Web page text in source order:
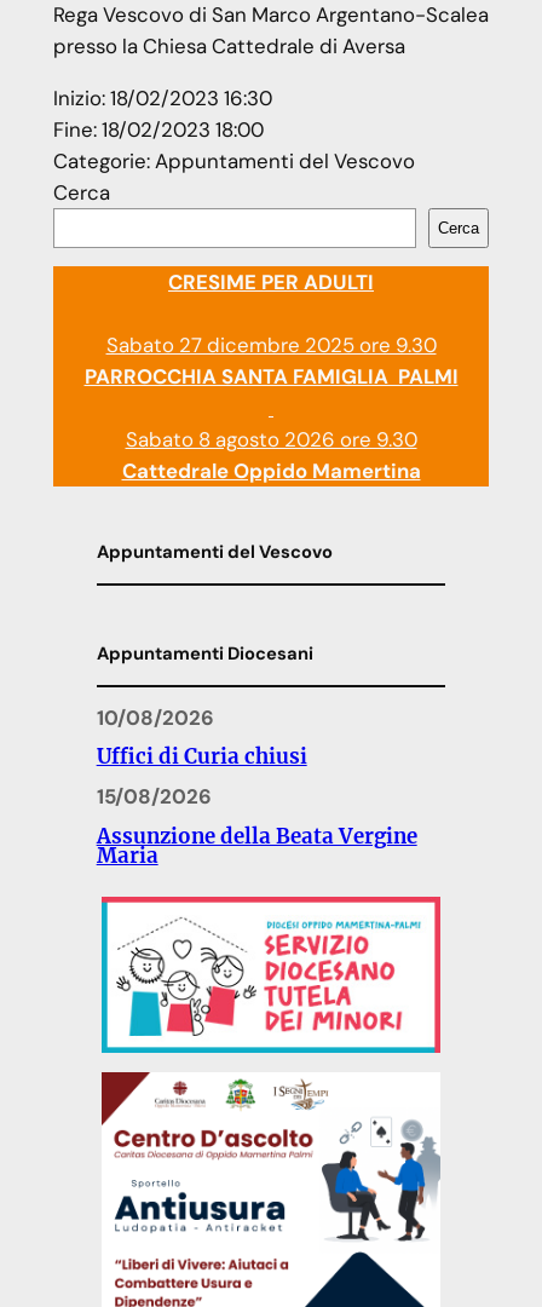
Rega Vescovo di San Marco Argentano-Scalea
presso la Chiesa Cattedrale di Aversa
Inizio:18/02/2023 16:30
Fine:18/02/2023 18:00
Categorie:Appuntamenti del Vescovo
Cerca
Cerca
CRESIME PER ADULTI
Sabato 27 dicembre 2025 ore 9.30
PARROCCHIA SANTA FAMIGLIA PALMI
Sabato 8 agosto 2026 ore 9.30
Cattedrale Oppido Mamertina
Appuntamenti del Vescovo
Appuntamenti Diocesani
10/08/2026
Uffici di Curia chiusi
15/08/2026
Assunzione della Beata Vergine
Maria